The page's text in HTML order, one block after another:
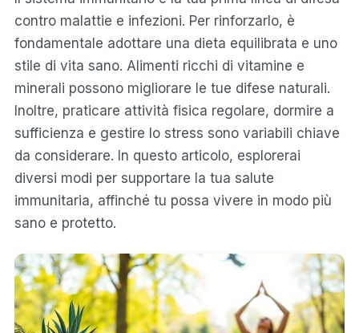
contro malattie e infezioni. Per rinforzarlo, è
fondamentale adottare una dieta equilibrata e uno
stile di vita sano. Alimenti ricchi di vitamine e
minerali possono migliorare le tue difese naturali.
Inoltre, praticare attività fisica regolare, dormire a
sufficienza e gestire lo stress sono variabili chiave
da considerare. In questo articolo, esplorerai
diversi modi per supportare la tua salute
immunitaria, affinché tu possa vivere in modo più
sano e protetto.